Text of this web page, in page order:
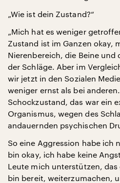
„Wie ist dein Zustand?“
„Mich hat es weniger
Zustand ist im Ganzen okay,
Nierenbereich, die Beine und
der Schläge. Aber im
wir jetzt in den Sozialen
weniger ernst als bei
Schockzustand, das war ein
Organismus, wegen des
andauernden psychischen
So eine Aggression habe ich
bin okay, ich habe keine
Leute mich unterstützen,
bin bereit, weiterzumachen,